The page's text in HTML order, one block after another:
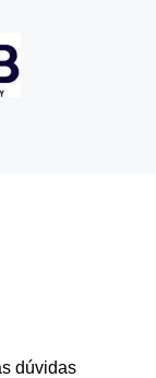
dúvidas